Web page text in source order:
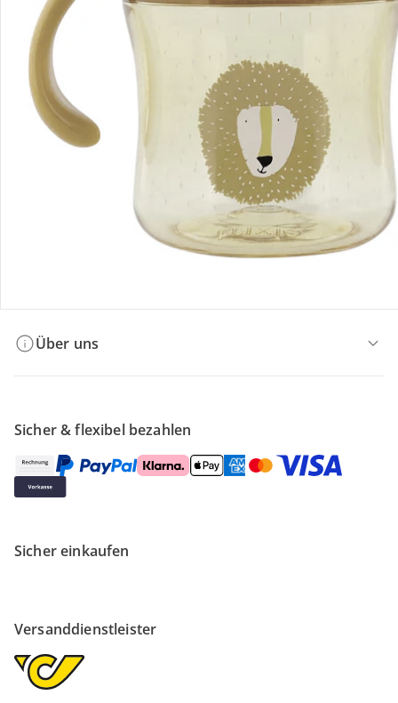
Bestellung & Lieferung
Retoure & Reklamation
Gutscheine & Aktionen
Kontakt & Service
Über uns
Sicher & flexibel bezahlen
Sicher einkaufen
Versanddienstleister